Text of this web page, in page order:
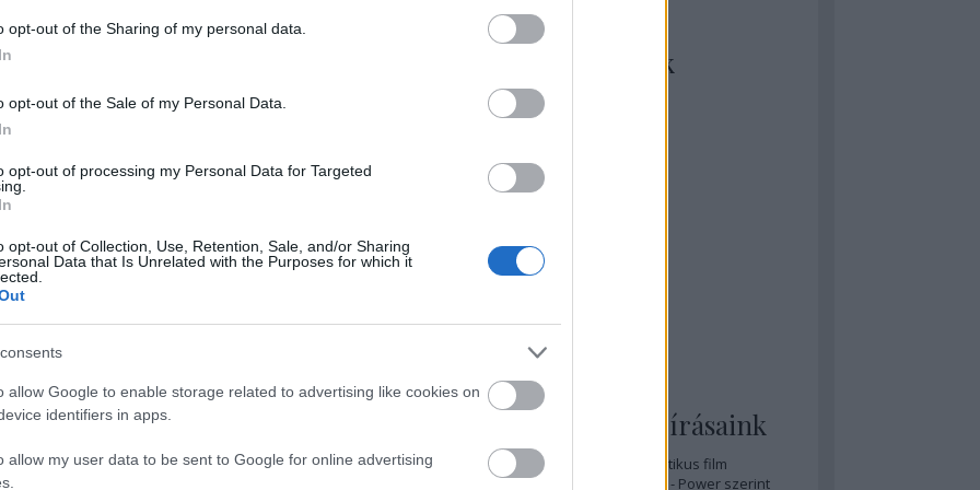
opt-out of the Sharing of my personal data.
opt-out of the Sale of my Personal Data.
opt-out of processing my Personal Data for Targeted
opt-out of Collection, Use, Retention, Sale, and/or Sharing
Data that Is Unrelated with the Purposes for which it
allow Google to enable storage related to advertising like cookies on
identifiers in apps.
allow my user data to be sent to Google for online advertising
meg, hogyan távolodott el az ember egyre
milyen következményei vannak, illetve lehetnek.
pozitív, és arra hívja fel a figyelmet, hogy
és helyes választásokkal felépíthető egy
így elkerülhetetlen, hogy az egyes
(ahogy a fordítások színvonala is). Vannak
a könyvben, míg néhány kevésbé könnyen
pár oldalas, így akár gyermekeknek elalvás
bár egyes esetekben gondunk lehet a nevek
Uitsataquangisoq), illetve nekem néhány
neve is gondot okozott (pl. narta, hlopec,
talán ezeket a vélhetően kevésbé ismert
ellátni.
nép meséit szerepelteti (persze a
igazán színes válogatást tarunk a kezünkben
kongói, etióp, tibeti stb. mesékkel). Nekem
után közvetlenül olvashatom, hogy mely nép
volna hátralapozgatnom, de igazából ez
népmese, Az útelágazáson álló falett a
Akiket szívesen
nézünk/olvasunk
Borosta szerint
DarkSide Joint
Filmbook
Filmtrailer
Mozi Mánia app
Nézze meg az ember!
Jus & Calzone
A legolvasottabb írásaink
A 20 legjobb posztapokaliptikus film
A 15 legjobb időutazós film - Power szerint